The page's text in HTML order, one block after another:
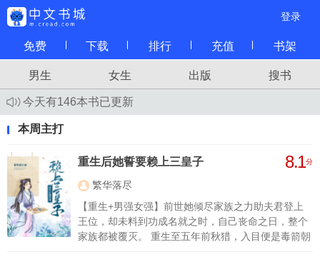
登录
免费 下载 排行 充值 书架
男生 女生 出版 搜书
今天有146本书已更新
本周主打
重生后她誓要赖上三皇子 8.1分
繁华落尽
【重生+男强女强】前世她倾尽家族之力助夫君登上
王位，却未料到功成名就之时，自己丧命之日，整个
家族都被覆灭。 重生至五年前秋猎，入目便是毒箭朝